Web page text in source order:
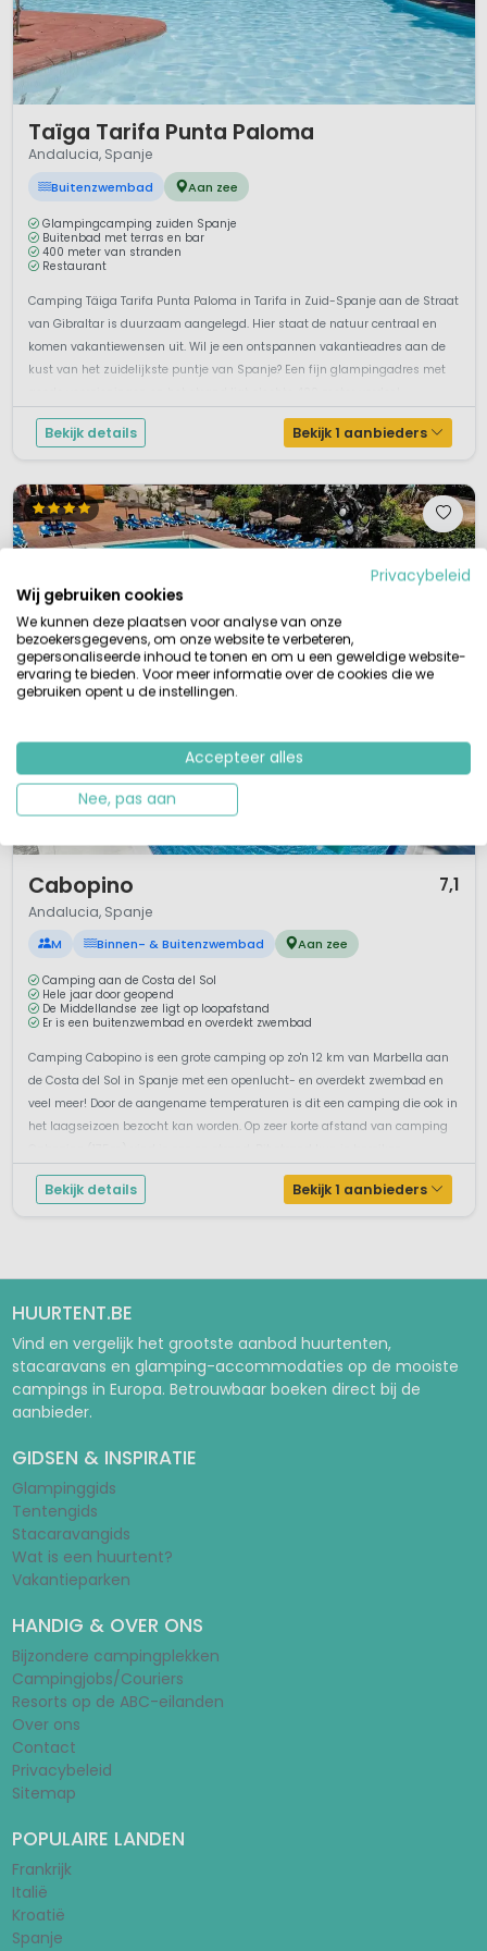
niet door het massatoersme zijn ontdekt. Ons advies zou
dus ook zeker zijn om de Costa del Sol op je gemakje te
ontdekken, en heerlijk te zonnen op de plek die jij het
prettigst vind.
Taïga Tarifa Punta Paloma
Andalucia, Spanje
Buitenzwembad Aan zee
Glampingcamping zuiden Spanje
Buitenbad met terras en bar
400 meter van stranden
Restaurant
Camping Täiga Tarifa Punta Paloma in Tarifa in Zuid-Spanje aan de Straat
van Gibraltar is duurzaam aangelegd. Hier staat de natuur centraal en
komen vakantiewensen uit. Wil je een ontspannen vakantieadres aan de
kust van het zuidelijkste puntje van Spanje? Een fijn glampingadres met
Bekijk details Bekijk 1 aanbieders
Cabopino 7,1
Andalucia, Spanje
M Binnen- & Buitenzwembad Aan zee
Camping aan de Costa del Sol
Hele jaar door geopend
De Middellandse zee ligt op loopafstand
Er is een buitenzwembad en overdekt zwembad
Camping Cabopino is een grote camping op zo'n 12 km van Marbella aan
de Costa del Sol in Spanje met een openlucht- en overdekt zwembad en
veel meer! Door de aangename temperaturen is dit een camping die ook in
het laagseizoen bezocht kan worden. Op zeer korte afstand van camping
Bekijk details Bekijk 1 aanbieders
HUURTENT.BE
Vind en vergelijk het grootste aanbod huurtenten,
stacaravans en glamping-accommodaties op de mooiste
campings in Europa. Betrouwbaar boeken direct bij de
aanbieder.
GIDSEN & INSPIRATIE
Glampinggids
Tentengids
Stacaravangids
Wat is een huurtent?
Vakantieparken
HANDIG & OVER ONS
Bijzondere campingplekken
Campingjobs/Couriers
Resorts op de ABC-eilanden
Over ons
Contact
Privacybeleid
Sitemap
POPULAIRE LANDEN
Frankrijk
Italië
Kroatië
Spanje
Privacybeleid
Wij gebruiken cookies
We kunnen deze plaatsen voor analyse van onze
bezoekersgegevens, om onze website te verbeteren,
gepersonaliseerde inhoud te tonen en om u een geweldige website-
ervaring te bieden. Voor meer informatie over de cookies die we
gebruiken opent u de instellingen.
Accepteer alles
Nee, pas aan